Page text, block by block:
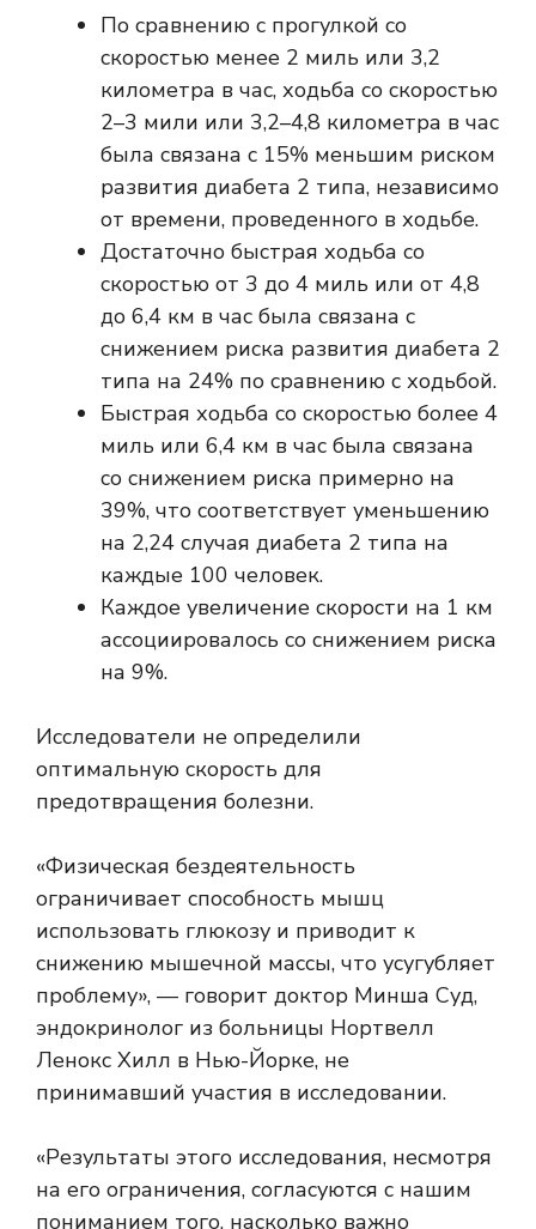
По сравнению с прогулкой со
скоростью менее 2 миль или 3,2
километра в час, ходьба со скоростью
2–3 мили или 3,2–4,8 километра в час
была связана с 15% меньшим риском
развития диабета 2 типа, независимо
от времени, проведенного в ходьбе.
Достаточно быстрая ходьба со
скоростью от 3 до 4 миль или от 4,8
до 6,4 км в час была связана с
снижением риска развития диабета 2
типа на 24% по сравнению с ходьбой.
Быстрая ходьба со скоростью более 4
миль или 6,4 км в час была связана
со снижением риска примерно на
39%, что соответствует уменьшению
на 2,24 случая диабета 2 типа на
каждые 100 человек.
Каждое увеличение скорости на 1 км
ассоциировалось со снижением риска
на 9%.
Исследователи не определили
оптимальную скорость для
предотвращения болезни.
«Физическая бездеятельность
ограничивает способность мышц
использовать глюкозу и приводит к
снижению мышечной массы, что усугубляет
проблему», — говорит доктор Минша Суд,
эндокринолог из больницы Нортвелл
Ленокс Хилл в Нью-Йорке, не
принимавший участия в исследовании.
«Результаты этого исследования, несмотря
на его ограничения, согласуются с нашим
пониманием того, насколько важно